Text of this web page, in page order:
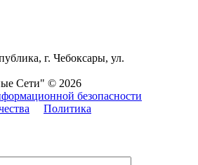
г. Чебоксары, ул.
Сети" © 2026
безопасности
Политика